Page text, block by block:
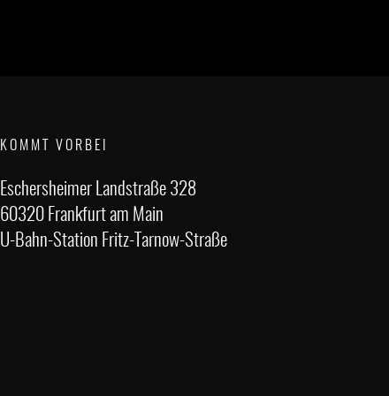
KOMMT VORBEI
Eschersheimer Landstraße 328
60320 Frankfurt am Main
U-Bahn-Station Fritz-Tarnow-Straße